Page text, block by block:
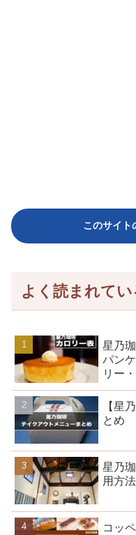
このサイト
よく読まれてい
星乃
パン
リー
【星
とめ
星乃
用方
コッ